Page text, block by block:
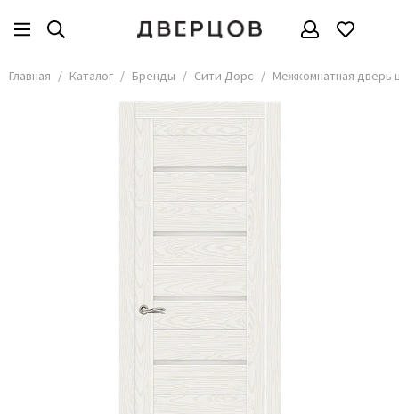
Бренды
Все товары
Главная Каталог Бренды Сити Дорс Межкомнатная дверь